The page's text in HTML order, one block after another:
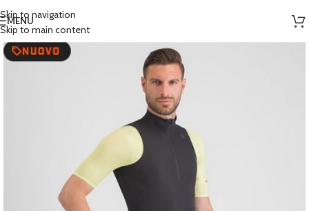
Skip to navigation
Skip to main content
MENU